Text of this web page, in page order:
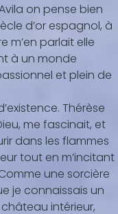
on pense bien
d’or espagnol, à
m’en parlait elle
à un monde
et plein de
Thérèse
me fascinait, et
dans les flammes
tout en m’incitant
une sorcière
je connaissais un
intérieur,